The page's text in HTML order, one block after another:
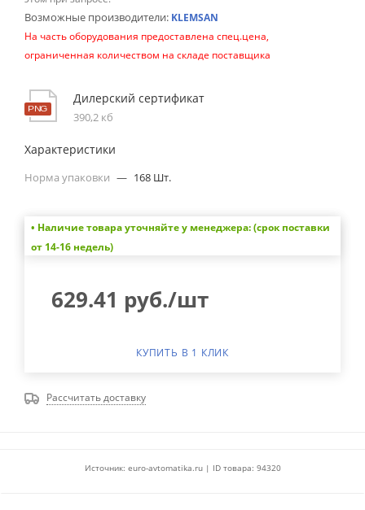
Возможные производители: KLEMSAN
На часть оборудования предоставлена спец.цена,
ограниченная количеством на складе поставщика
Дилерский сертификат
390,2 кб
Характеристики
Норма упаковки — 168 Шт.
• Наличие товара уточняйте у менеджера: (срок поставки
от 14-16 недель)
629.41 руб./шт
КУПИТЬ В 1 КЛИК
Рассчитать доставку
Источник: euro-avtomatika.ru | ID товара: 94320